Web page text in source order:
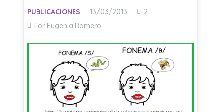
PUBLICACIONES 13/03/2013 2
Por Eugenia Romero